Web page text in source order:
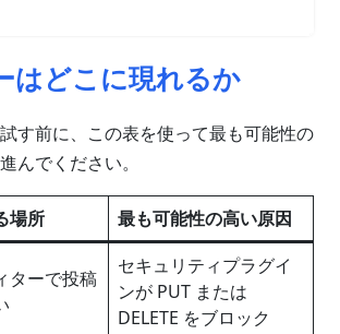
はどこに現れるか
す前に、この表を使って最も可能性の
んでください。
場所 最も可能性の高い原因
ターで投稿
セキュリティプラグイ
ンが PUT または
DELETE をブロック